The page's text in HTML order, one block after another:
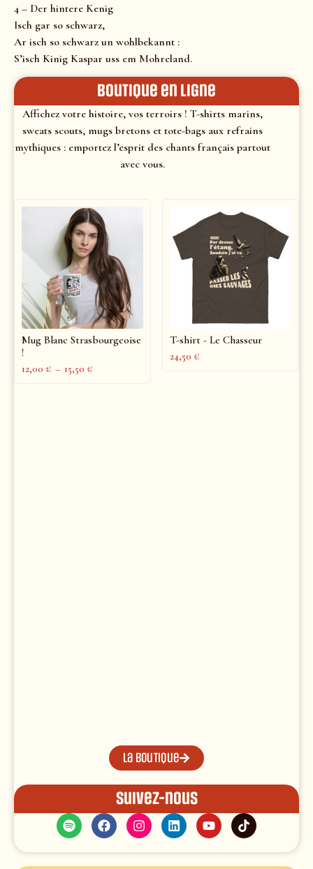
4 – Der hintere Kenig
Isch gar so schwarz,
Ar isch so schwarz un wohlbekannt :
S’isch Kinig Kaspar uss em Mohreland.
Boutique en ligne
Affichez votre histoire, vos terroirs ! T-shirts marins,
sweats scouts, mugs bretons et tote-bags aux refrains
mythiques : emportez l’esprit des chants français partout
avec vous.
Mug Blanc Strasbourgeoise
!
12,00 € – 15,50 €
T-shirt - Le Chasseur
24,50 €
La boutique
Suivez-nous